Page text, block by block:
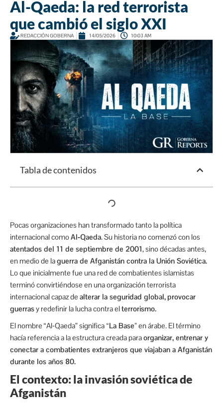
Al-Qaeda: la red terrorista
que cambió el siglo XXI
REDACCIÓN GOBERNA 14/05/2026 10:03 AM
Tabla de contenidos
Pocas organizaciones han transformado tanto la política
internacional comoAl‑Qaeda. Su historia no comenzó con los
atentados del 11 de septiembre de 2001, sino décadas antes,
en medio de laguerra de Afganistán contra la Unión Soviética.
Lo que inicialmente fue una red de combatientes islamistas
terminó convirtiéndose en una organización terrorista
internacional capaz de alterar la seguridad global, provocar
guerrasy redefinir la lucha contra elterrorismo.
El nombre “Al‑Qaeda” significa “La Base”en árabe. El término
hacía referencia a la estructura creada paraorganizar, entrenar y
conectar a combatientes extranjeros que viajaban a Afganistán
durante los años 80.
El contexto: la invasión soviética de
Afganistán